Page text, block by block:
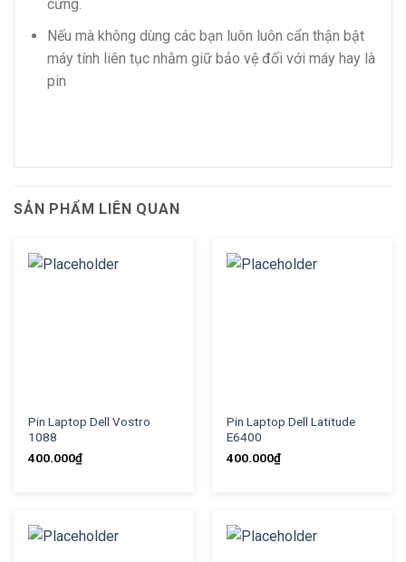
cứng.
Nếu mà không dùng các bạn luôn luôn cẩn thận bật
máy tính liên tục nhằm giữ bảo vệ đối với máy hay là
pin
SẢN PHẨM LIÊN QUAN
Pin Laptop Dell Vostro
1088
400.000₫
Pin Laptop Dell Latitude
E6400
400.000₫